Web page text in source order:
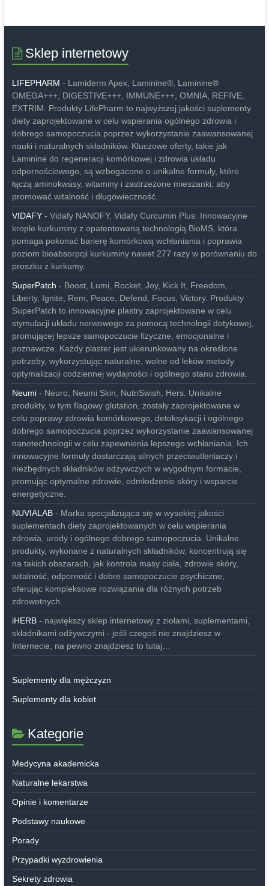
Sklep internetowy
LIFEPHARM - Lamiderm Apex, Laminine®, Laminine®
OMEGA+++, DIGESTIVE+++, IMMUNE+++, OMNIA, REFIVE,
EXTRIM. Produkty LifePharm to najwyższej jakości suplementy
diety zaprojektowane w celu wspierania ogólnego zdrowia i
dobrego samopoczucia poprzez wykorzystanie zaawansowanej
nauki i naturalnych składników. Kluczowe oferty, takie jak
Laminine do regeneracji komórkowej i zdrowia układu
odpornościowego, są wzbogacone o unikalne formuły, które
łączą aminokwasy, witaminy i zastrzeżone mieszanki, aby
promować witalność i długowieczność.
VIDAFY- Vidafy NANOFY, Vidafy Curcumin Plus. Innowacyjne
krople kurkuminy z opatentowaną technologią BioMS, która
pomaga pokonać barierę komórkową wchłaniania i poprawia
poziom bioabsorpcji kurkuminy nawet 277 razy w porównaniu do
proszku z kurkumy.
SuperPatch - Boost, Lumi, Rocket, Joy, Kick It, Freedom,
Liberty, Ignite, Rem, Peace, Defend, Focus, Victory. Produkty
SuperPatch to innowacyjne plastry zaprojektowane w celu
stymulacji układu nerwowego za pomocą technologii dotykowej,
promującej lepsze samopoczucie fizyczne, emocjonalne i
poznawcze. Każdy plaster jest ukierunkowany na określone
potrzeby, wykorzystując naturalne, wolne od leków metody
optymalizacji codziennej wydajności i ogólnego stanu zdrowia.
Neumi- Neuro, Neumi Skin, NutriSwish, Hers. Unikalne
produkty, w tym flagowy glutation, zostały zaprojektowane w
celu poprawy zdrowia komórkowego, detoksykacji i ogólnego
dobrego samopoczucia poprzez wykorzystanie zaawansowanej
nanotechnologii w celu zapewnienia lepszego wchłaniania. Ich
innowacyjne formuły dostarczają silnych przeciwutleniaczy i
niezbędnych składników odżywczych w wygodnym formacie,
promując optymalne zdrowie, odmłodzenie skóry i wsparcie
energetyczne.
NUVIALAB- Marka specjalizująca się w wysokiej jakości
suplementach diety zaprojektowanych w celu wspierania
zdrowia, urody i ogólnego dobrego samopoczucia. Unikalne
produkty, wykonane z naturalnych składników, koncentrują się
na takich obszarach, jak kontrola masy ciała, zdrowie skóry,
witalność, odporność i dobre samopoczucie psychiczne,
oferując kompleksowe rozwiązania dla różnych potrzeb
zdrowotnych.
iHERB- największy sklep internetowy z ziołami, suplementami,
składnikami odżywczymi - jeśli czegoś nie znajdziesz w
Internecie, na pewno znajdziesz to tutaj…
Suplementy dla mężczyzn
Suplementy dla kobiet
Kategorie
Medycyna akademicka
Naturalne lekarstwa
Opinie i komentarze
Podstawy naukowe
Porady
Przypadki wyzdrowienia
Sekrety zdrowia